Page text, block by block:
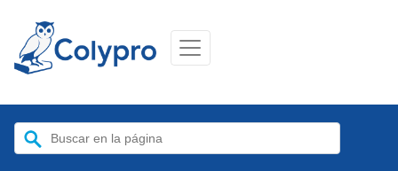
Buscar: